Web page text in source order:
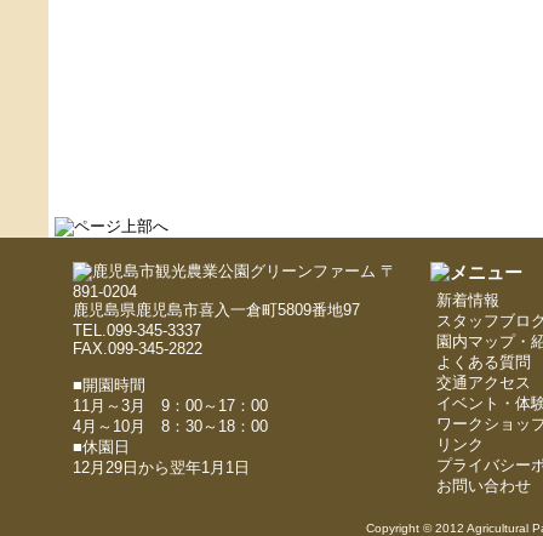
〒
891-0204
鹿児島県鹿児島市喜入一倉町5809番地97
TEL.099-345-3337
FAX.099-345-2822
■開園時間
11月～3月 9：00～17：00
4月～10月 8：30～18：00
■休園日
12月29日から翌年1月1日
新着情報
スタッフブロ
園内マップ・
よくある質問
交通アクセス
イベント・体
ワークショッ
リンク
プライバシー
お問い合わせ
Copyright © 2012 Agricultural